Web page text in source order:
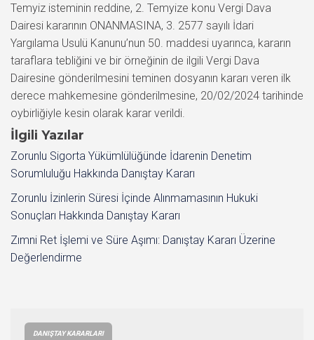
Temyiz isteminin reddine, 2. Temyize konu Vergi Dava
Dairesi kararının ONANMASINA, 3. 2577 sayılı İdari
Yargılama Usulü Kanunu’nun 50. maddesi uyarınca, kararın
taraflara tebliğini ve bir örneğinin de ilgili Vergi Dava
Dairesine gönderilmesini teminen dosyanın kararı veren ilk
derece mahkemesine gönderilmesine, 20/02/2024 tarihinde
oybirliğiyle kesin olarak karar verildi.
İlgili Yazılar
Zorunlu Sigorta Yükümlülüğünde İdarenin Denetim
Sorumluluğu Hakkında Danıştay Kararı
Zorunlu İzinlerin Süresi İçinde Alınmamasının Hukuki
Sonuçları Hakkında Danıştay Kararı
Zımni Ret İşlemi ve Süre Aşımı: Danıştay Kararı Üzerine
Değerlendirme
DANIŞTAY KARARLARI